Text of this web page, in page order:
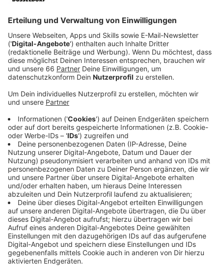
Veröffentlicht:Donnerstag, 12.12.2024 11:54
Anzeige
Wenn man in der Welt was verändern und bewirken
möchte, geht man in die Politik. Denkste: Viele junge
Menschen glauben nicht daran, dass sich politischer
Einsatz lohnt. Das ist das Ergebnis einer Umfrage im
Auftrag der Bertelsmann-Stiftung. Repräsentativ
wurden mehr als 2.500 Menschen im Alter zwischen 16
und 30 Jahren befragt. Kernergebnis: Nur knapp jeder
Fünfte glaubt daran, dass es einen Unterschied macht,
sich persönlich für ein bestimmtes Thema
einzusetzen. 38 Prozent der Befragten geben an, der
Politik zu misstrauen, ein weiteres Drittel stimmt
dieser Aussage teilweise zu. Die Hälfte der Befragten
sieht, abgesehen von Wahlen, nicht genug
Beteiligungsmöglichkeiten. Nicht einmal jeder Zehnte
glaubt, dass die Parteien offen für die Ideen junger